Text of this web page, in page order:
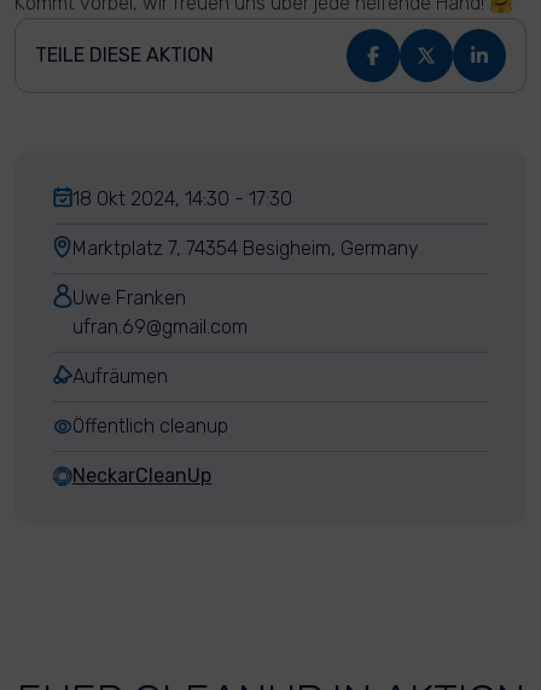
TEILE DIESE AKTION
18 Okt 2024, 14:30 - 17:30
Marktplatz 7, 74354 Besigheim, Germany
Uwe Franken
ufran.69@gmail.com
Aufräumen
Öffentlich cleanup
NeckarCleanUp